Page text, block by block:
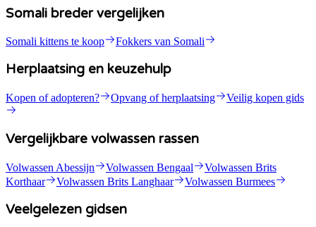
Somali breder vergelijken
Somali kittens te koop Fokkers van Somali
Herplaatsing en keuzehulp
Kopen of adopteren? Opvang of herplaatsing Veilig kopen gids
Vergelijkbare volwassen rassen
Volwassen Abessijn Volwassen Bengaal
Volwassen Brits
Korthaar
Volwassen Brits Langhaar Volwassen Burmees
Veelgelezen gidsen